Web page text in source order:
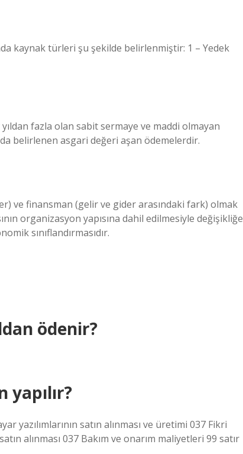
kaynak türleri şu şekilde belirlenmiştir: 1 – Yedek
fazla olan sabit sermaye ve maddi olmayan
belirlenen asgari değeri aşan ödemelerdir.
ve finansman (gelir ve gider arasındaki fark) olmak
organizasyon yapısına dahil edilmesiyle değişikliğe
sınıflandırmasıdır.
ödenir?
yapılır?
yazılımlarının satın alınması ve üretimi 037 Fikri
alınması 037 Bakım ve onarım maliyetleri 99 satır